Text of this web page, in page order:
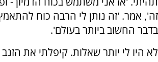
זה', אמר. 'זה נותן לי הרבה כוח
בדבר החשוב ביותר בעולם'.
לא היו לי יותר שאלות. קיפלתי את הזנב